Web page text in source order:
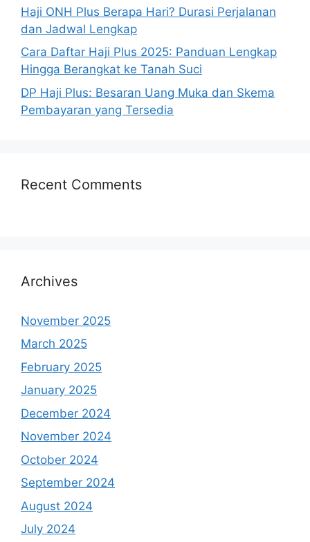
Haji ONH Plus Berapa Hari? Durasi Perjalanan
dan Jadwal Lengkap
Cara Daftar Haji Plus 2025: Panduan Lengkap
Hingga Berangkat ke Tanah Suci
DP Haji Plus: Besaran Uang Muka dan Skema
Pembayaran yang Tersedia
Recent Comments
Archives
November 2025
March 2025
February 2025
January 2025
December 2024
November 2024
October 2024
September 2024
August 2024
July 2024